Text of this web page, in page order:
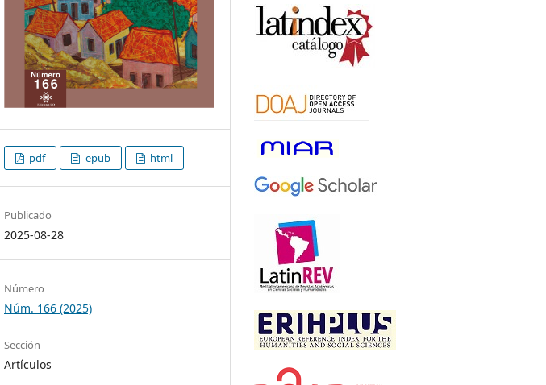
pdf epub html
Publicado
2025-08-28
Número
Núm. 166 (2025)
Sección
Artículos